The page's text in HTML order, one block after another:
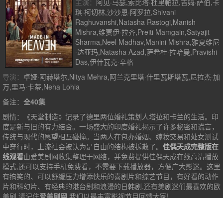
琪·柯切林,沙沙恩·阿罗拉,Shivani
Raghuvanshi,Natasha Rastogi,Manish
Mishra,维贾伊·拉齐,Preiti Mamgain,Satyajit
Sharma,Neel Madhav,Manini Mishra,雅夏维尼
·达亚玛,Natasha Azad,萨希杜·拉哈曼,Pravishi
Das,伊什瓦克·辛格
导演： 卓娅·阿赫塔尔,Nitya Mehra,阿兰克里塔·什里瓦斯塔瓦,尼拉杰·加
万,里马·卡蒂,Neha Lohia
备注： 全40集
剧情：
《天堂制造》记录了德里两位婚礼策划人塔拉和卡兰的生活。印
度是新与旧的有力结合。一场盛大的印度婚礼揭示了许多秘密和谎言，
传统与现代的愿望相互碰撞。当两人在包办婚姻、嫁妆交易和处女测试
中穿行时，上流社会被认为是自由的结构被拆散了。 佳偶天成完整版在
线观看由爱美剧网收集整理于网络，并免费提供佳偶天成在线高清播放
模式,还可以支持手机免费看，不需要下载播放器，方便广大影迷。这里
有搞笑的、可以舒缓压力增添快乐的喜剧片和综艺节目，有好看的动作
片和科幻片、有经典的港台剧和浪漫的日韩剧,还有美剧迷们最喜欢的欧
美剧,请记住爱美剧网 ,我们以最丰富影视节目回馈大家!